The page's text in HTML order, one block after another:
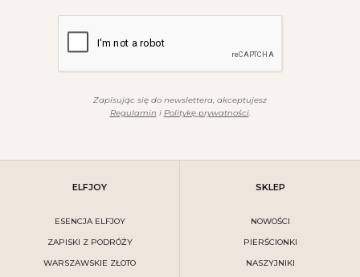
Zapisując się do newslettera, akceptujesz
Regulamin i Politykę prywatności.
ELFJOY
ESENCJA ELFJOY
ZAPISKI Z PODRÓŻY
WARSZAWSKIE ZŁOTO
SKLEP
NOWOŚCI
PIERŚCIONKI
NASZYJNIKI